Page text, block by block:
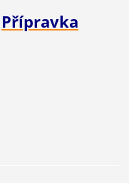
Přípravka